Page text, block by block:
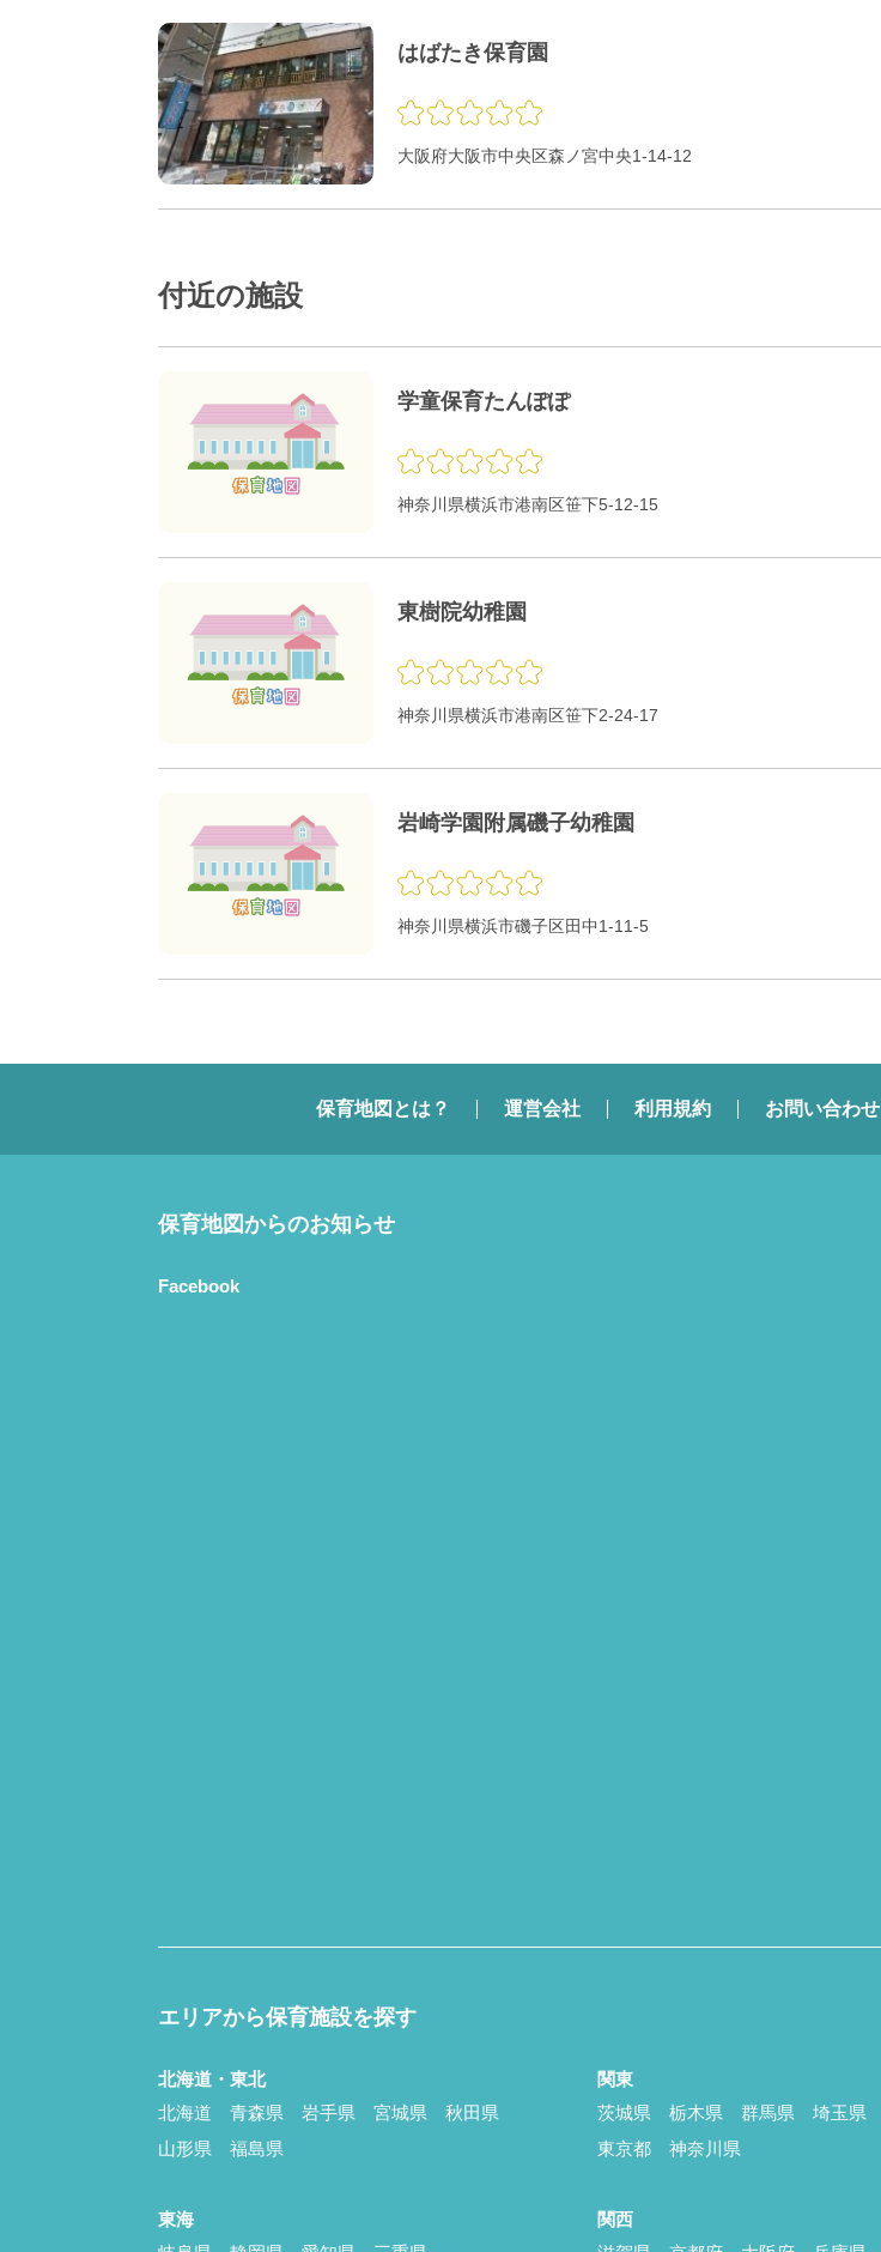
はばたき保育園
大阪府大阪市中央区森ノ宮中央1-14-12
付近の施設
学童保育たんぽぽ
神奈川県横浜市港南区笹下5-12-15
東樹院幼稚園
神奈川県横浜市港南区笹下2-24-17
岩崎学園附属磯子幼稚園
神奈川県横浜市磯子区田中1-11-5
保育地図とは？ 運営会社 利用規約 お問い合わせ
保育地図からのお知らせ
Facebook
エリアから保育施設を探す
北海道・東北
北海道
青森県 岩手県 宮城県
秋田県
山形県
福島県
関東
茨城県
栃木県 群馬県 埼玉県
東京都
神奈川県
東海
関西